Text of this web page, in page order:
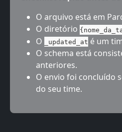
O arquivo está em
O diretório
O
_updated_at é um
O schema está
anteriores.
O envio foi concluído
do seu time.